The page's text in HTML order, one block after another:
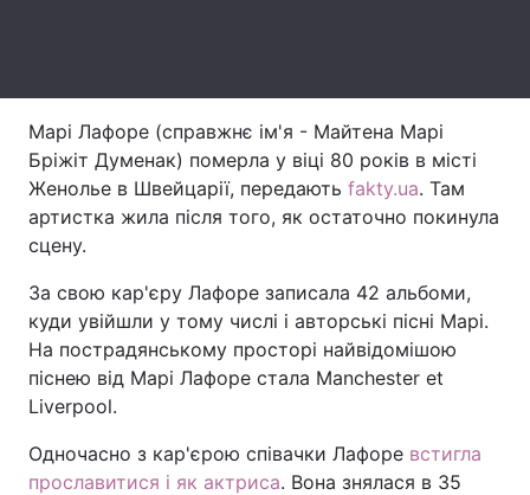
Послуги
Тема оформлення
Марі Лафоре (справжнє ім'я - Майтена Марі
Бріжіт Думенак) померла у віці 80 років в місті
Женолье в Швейцарії, передають fakty.ua. Там
артистка жила після того, як остаточно покинула
сцену.
За свою кар'єру Лафоре записала 42 альбоми,
куди увійшли у тому числі і авторські пісні Марі.
На пострадянському просторі найвідомішою
піснею від Марі Лафоре стала Manchester et
Liverpool.
Одночасно з кар'єрою співачки Лафоре встигла
прославитися і як актриса. Вона знялася в 35